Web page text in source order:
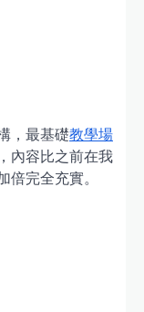
，最基礎教學場
內容比之前在我
完全充實。